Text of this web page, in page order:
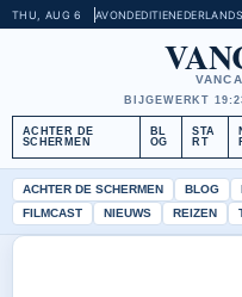
THU, AUG 6 AVONDEDITIENEDERLANDS
BIJGEWERKT
ACHTER DE
SCHERMEN
BL
OG
STA
RT
ACHTER DE SCHERMEN BLOG
FILMCAST
NIEUWS REIZEN